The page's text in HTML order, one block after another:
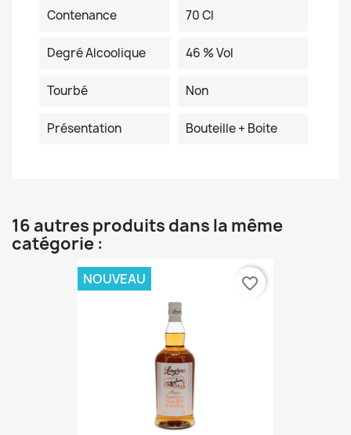
Contenance 70 Cl
Degré Alcoolique 46 % Vol
Tourbé Non
Présentation Bouteille + Boite
16 autres produits dans la même
catégorie :
NOUVEAU favorite_border